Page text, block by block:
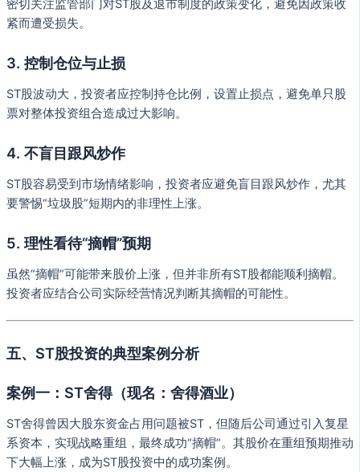
密切关注监管部门对ST股及退市制度的政策变化，避免因政策收
紧而遭受损失。
3. 控制仓位与止损
ST股波动大，投资者应控制持仓比例，设置止损点，避免单只股
票对整体投资组合造成过大影响。
4. 不盲目跟风炒作
ST股容易受到市场情绪影响，投资者应避免盲目跟风炒作，尤其
要警惕“垃圾股”短期内的非理性上涨。
5. 理性看待“摘帽”预期
虽然“摘帽”可能带来股价上涨，但并非所有ST股都能顺利摘帽。
投资者应结合公司实际经营情况判断其摘帽的可能性。
五、ST股投资的典型案例分析
案例一：ST舍得（现名：舍得酒业）
ST舍得曾因大股东资金占用问题被ST，但随后公司通过引入复星
系资本，实现战略重组，最终成功“摘帽”。其股价在重组预期推动
下大幅上涨，成为ST股投资中的成功案例。